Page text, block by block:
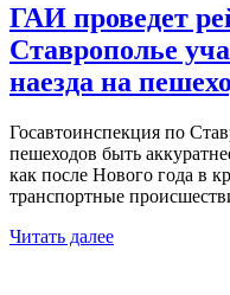
ГАИ проведет
Ставрополье
наезда на
Госавтоинспекция по
пешеходов быть
как после Нового года в
транспортные
Читать далее